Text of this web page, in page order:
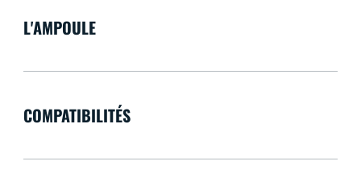
L'AMPOULE
COMPATIBILITÉS